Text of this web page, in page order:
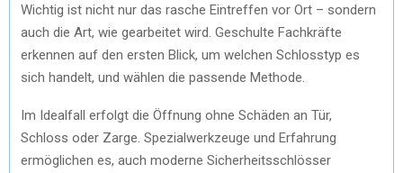
Wichtig ist nicht nur das rasche Eintreffen vor Ort – sondern
auch die Art, wie gearbeitet wird. Geschulte Fachkräfte
erkennen auf den ersten Blick, um welchen Schlosstyp es
sich handelt, und wählen die passende Methode.
Im Idealfall erfolgt die Öffnung ohne Schäden an Tür,
Schloss oder Zarge. Spezialwerkzeuge und Erfahrung
ermöglichen es, auch moderne Sicherheitsschlösser